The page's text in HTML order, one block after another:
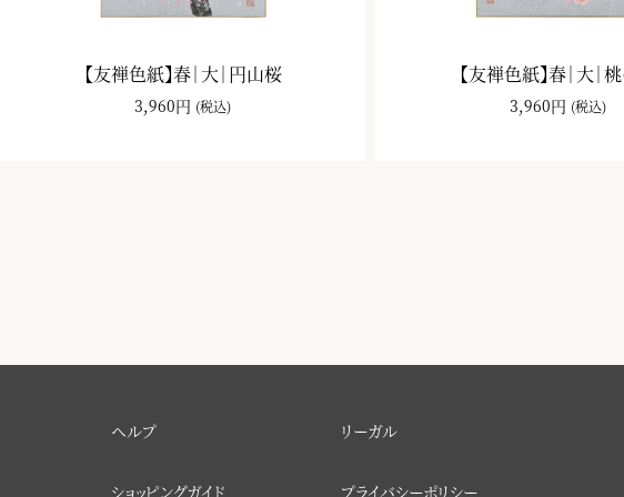
【友禅色紙】春｜大｜円山桜
3,960円 (税込)
【友禅色紙】春｜大｜
3,960円 (税込)
ヘルプ
ショッピングガイド
リーガル
プライバシーポリシー